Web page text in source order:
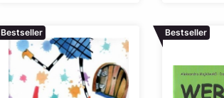
Bestseller Bestseller